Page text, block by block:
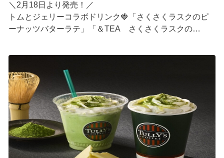
＼2月18日より発売！／
トムとジェリーコラボドリンク🍓「さくさくラスクのピ
ーナッツバターラテ」「＆TEA さくさくラスクの